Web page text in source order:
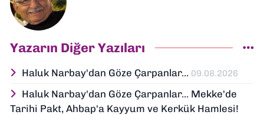
Yazarın Diğer Yazıları
Haluk Narbay'dan Göze Çarpanlar... 09.08.2026
Haluk Narbay'dan Göze Çarpanlar... Mekke'de
Tarihi Pakt, Ahbap'a Kayyum ve Kerkük Hamlesi!